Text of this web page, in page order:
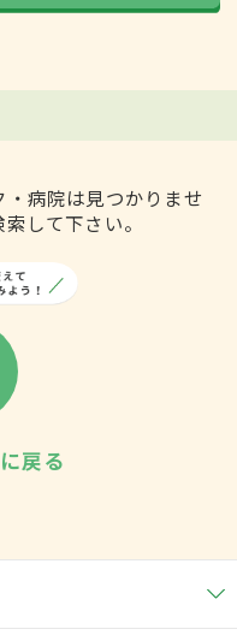
病院は見つかりませ
して下さい。
戻る